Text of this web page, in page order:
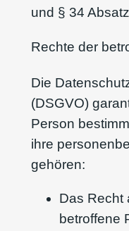
und § 34
Rechte der
Die
(DSGVO)
Person
ihre
gehören:
Das Recht
betroffene